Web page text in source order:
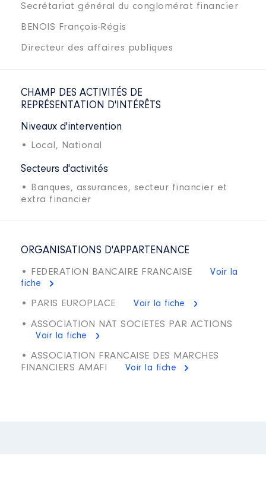
Secrétariat général du conglomérat financier
BENOIS François-Régis
Directeur des affaires publiques
CHAMP DES ACTIVITÉS DE
REPRÉSENTATION D'INTÉRÊTS
Niveaux d'intervention
• Local, National
Secteurs d'activités
• Banques, assurances, secteur financier et
extra financier
ORGANISATIONS D'APPARTENANCE
• FEDERATION BANCAIRE FRANCAISE
Voir la
fiche
• PARIS EUROPLACE Voir la fiche
• ASSOCIATION NAT SOCIETES PAR ACTIONS
Voir la fiche
• ASSOCIATION FRANCAISE DES MARCHES
FINANCIERS AMAFI
Voir la fiche